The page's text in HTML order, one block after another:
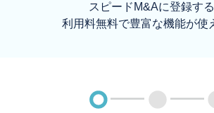
スピードM&Aに登録す
利用料無料で豊富な機能が使